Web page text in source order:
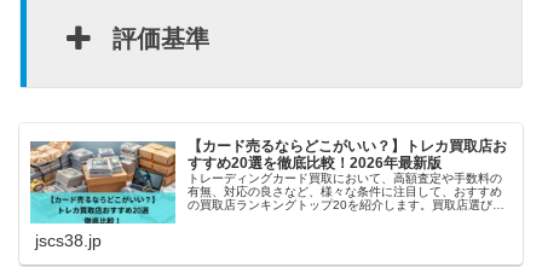
評価基準
【カード売るならどこがいい？】トレカ買取店お
すすめ20選を徹底比較！2026年最新版
トレーディングカード買取において、高額査定や手数料の
有無、対応の良さなど、様々な条件に注目して、おすすめ
の買取店ランキングトップ20を紹介します。買取店選びで
jscs38.jp